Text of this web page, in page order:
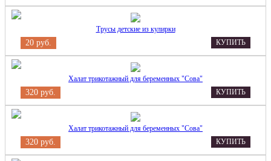
Трусы детские из кулирки
20 руб. КУПИТЬ
Халат трикотажный для беременных "Сова"
320 руб. КУПИТЬ
Халат трикотажный для беременных "Сова"
320 руб. КУПИТЬ